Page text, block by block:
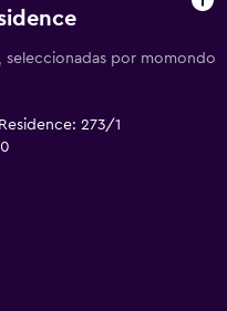
seleccionadas por momondo
273/1